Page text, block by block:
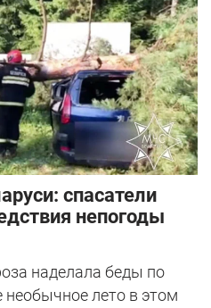
спасатели
непогоды
наделала беды по
необычное лето в этом